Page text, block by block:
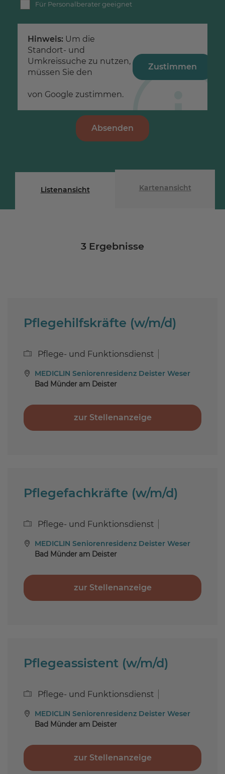
Für Personalberater geeignet
Hinweis: Um die
Standort- und
Umkreissuche zu nutzen,
müssen Sie den
von Google zustimmen.
Zustimmen
Absenden
Listenansicht Kartenansicht
3 Ergebnisse
Pflegehilfskräfte (w/m/d)
Pflege- und Funktionsdienst
MEDICLIN Seniorenresidenz Deister Weser
Bad Münder am Deister
zur Stellenanzeige
Pflegefachkräfte (w/m/d)
Pflege- und Funktionsdienst
MEDICLIN Seniorenresidenz Deister Weser
Bad Münder am Deister
zur Stellenanzeige
Pflegeassistent (w/m/d)
Pflege- und Funktionsdienst
MEDICLIN Seniorenresidenz Deister Weser
Bad Münder am Deister
zur Stellenanzeige